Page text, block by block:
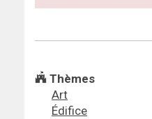
Thèmes
Art
Édifice